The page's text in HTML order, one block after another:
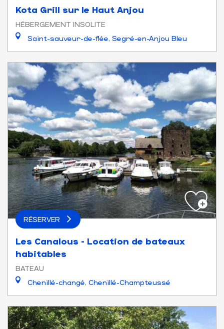
Kota Grill sur le Haut Anjou
HÉBERGEMENT INSOLITE
Saint-sauveur-de-flée, Segré-en-Anjou Bleu
RÉSERVER
Les Canalous - Location de bateaux
habitables
BATEAU
Chenillé-changé, Chenillé-Champteussé